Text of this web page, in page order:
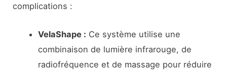
complications :
VelaShape : Ce système utilise une
combinaison de lumière infrarouge, de
radiofréquence et de massage pour réduire